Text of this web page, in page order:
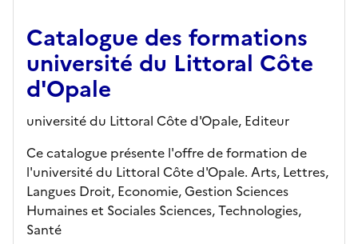
Catalogue des formations
université du Littoral Côte
d'Opale
université du Littoral Côte d'Opale, Editeur
Ce catalogue présente l'offre de formation de
l'université du Littoral Côte d'Opale. Arts, Lettres,
Langues Droit, Economie, Gestion Sciences
Humaines et Sociales Sciences, Technologies,
Santé